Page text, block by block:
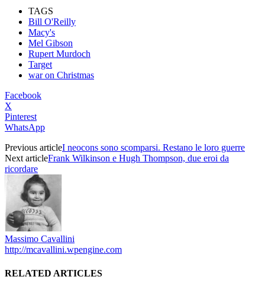
TAGS
Bill O'Reilly
Macy's
Mel Gibson
Rupert Murdoch
Target
war on Christmas
Facebook
X
Pinterest
WhatsApp
Previous articleI neocons sono scomparsi. Restano le loro guerre
Next articleFrank Wilkinson e Hugh Thompson, due eroi da
ricordare
Massimo Cavallini
http://mcavallini.wpengine.com
RELATED ARTICLES